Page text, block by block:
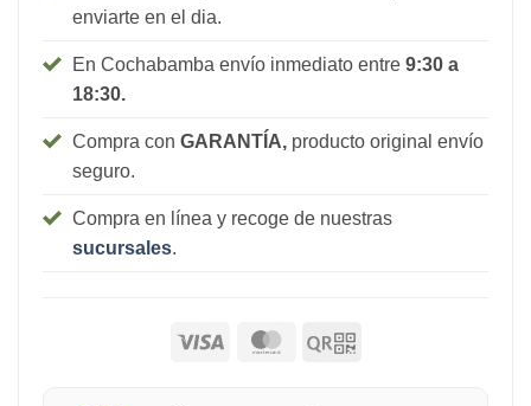
enviarte en el dia.
En Cochabamba envío inmediato entre 9:30 a
18:30.
Compra con GARANTÍA,producto original envío
seguro.
Compra en línea y recoge de nuestras
sucursales.